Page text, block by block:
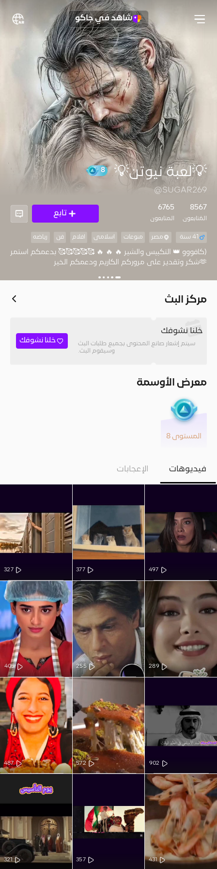
شاهد في جاكو
💡لعبة نيوتن💡
@SUGAR269
8567
المُتابعون
6765
المتابعون
تابع
41 سنة مصر منوعات اسلامى افلام فن رياضه
(كافووو 👑 التكبيس والشير 🔥 🔥 🔥 🥰🥰🥰🥰🥰 بدعمكم استمر
🫶شكر وتقدير على مروركم الكاريم ودعمكم الخير
مركز البث
خلنا نشوفك
سيتم إشعار صانع المحتوى بجميع طلبات البث
وسيقوم البث.
خلنا نشوفك
معرض الأوسمة
المستوى 8
فيديوهات الإعجابات
497
377
327
289
255
405
902
572
487
431
357
321